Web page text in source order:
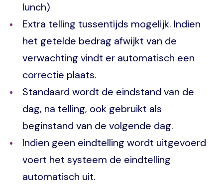
lunch)
Extra telling tussentijds mogelijk. Indien
het getelde bedrag afwijkt van de
verwachting vindt er automatisch een
correctie plaats.
Standaard wordt de eindstand van de
dag, na telling, ook gebruikt als
beginstand van de volgende dag.
Indien geen eindtelling wordt uitgevoerd
voert het systeem de eindtelling
automatisch uit.